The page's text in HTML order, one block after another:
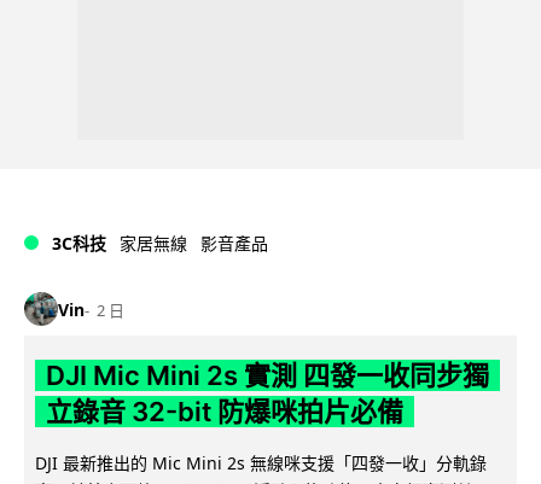
3C科技 家居無線 影音產品
Vin 2 日
DJI Mic Mini 2s 實測 四發一收同步獨
立錄音 32-bit 防爆咪拍片必備
DJI 最新推出的 Mic Mini 2s 無線咪支援「四發一收」分軌錄